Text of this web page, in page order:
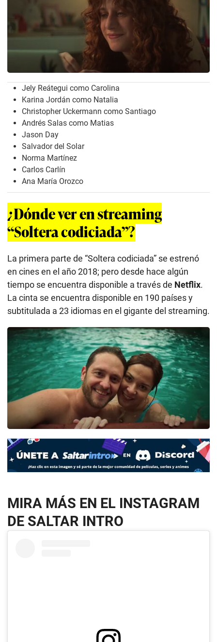
Jely Reátegui como Carolina
Karina Jordán como Natalia
Christopher Uckermann como Santiago
Andrés Salas como Matias
Jason Day
Salvador del Solar
Norma Martínez
Carlos Carlín
Ana María Orozco
¿Dónde ver en streaming
“Soltera codiciada”?
La primera parte de “Soltera codiciada” se estrenó
en cines en el año 2018; pero desde hace algún
tiempo se encuentra disponible a través de Netflix.
La cinta se encuentra disponible en 190 países y
subtitulada a 23 idiomas en el gigante del streaming.
MIRA MÁS EN EL INSTAGRAM
DE SALTAR INTRO